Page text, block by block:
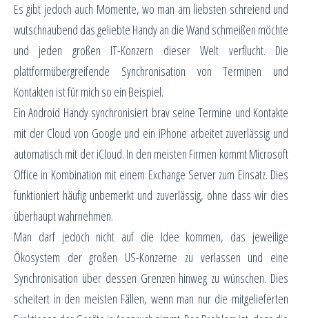
Es gibt jedoch auch Momente, wo man am liebsten schreiend und
wutschnaubend das geliebte Handy an die Wand schmeißen möchte
und jeden großen IT-Konzern dieser Welt verflucht. Die
plattformübergreifende Synchronisation von Terminen und
Kontakten ist für mich so ein Beispiel.
Ein Android Handy synchronisiert brav seine Termine und Kontakte
mit der Cloud von Google und ein iPhone arbeitet zuverlässig und
automatisch mit der iCloud. In den meisten Firmen kommt Microsoft
Office in Kombination mit einem Exchange Server zum Einsatz. Dies
funktioniert häufig unbemerkt und zuverlässig, ohne dass wir dies
überhaupt wahrnehmen.
Man darf jedoch nicht auf die Idee kommen, das jeweilige
Ökosystem der großen US-Konzerne zu verlassen und eine
Synchronisation über dessen Grenzen hinweg zu wünschen. Dies
scheitert in den meisten Fällen, wenn man nur die mitgelieferten